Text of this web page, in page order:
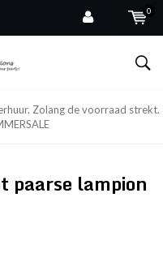
0
Zolang de voorraad strekt.
paarse lampion